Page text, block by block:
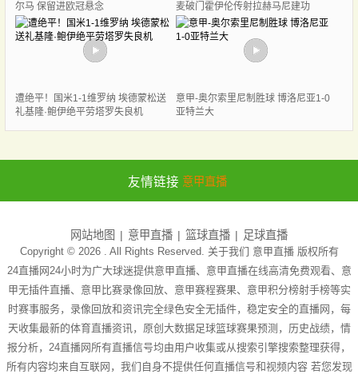
尔马 保留进欧冠悬念
麦破门霍伊伦传射拉赫马尼建功
遭绝平！国米1-1维罗纳 埃德蒙松送
礼基隆·鲍伊绝平劳塔罗失良机
意甲-奥尔索里尼制胜球 博洛尼亚1-0
亚特兰大
友情链接 意甲直播
网站地图 意甲直播 篮球直播 足球直播
Copyright © 2026 . All Rights Reserved. 关于我们 意甲直播版权所有
24直播网24小时为广大球迷提供意甲直播、意甲直播在线高清免费观看、意
甲无插件直播、意甲比赛录像回放、意甲赛程赛果、意甲积分榜射手榜等实
时赛事服务，录像回放和资讯完全绿色安全无插件，稳定安全的直播网，每
天收集最新的体育直播资讯，原创大数据足球篮球赛果预测，历史战绩，情
报分析，24直播网所有直播信号均由用户收集或从搜索引擎搜索整理获得，
所有内容均来自互联网，我们自身不提供任何直播信号和视频内容 若您发现